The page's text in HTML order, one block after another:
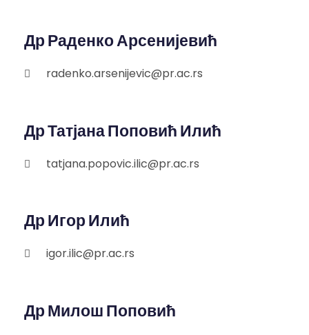
Др Раденко Арсенијевић
radenko.arsenijevic@pr.ac.rs
Др Татјана Поповић Илић
tatjana.popovic.ilic@pr.ac.rs
Др Игор Илић
igor.ilic@pr.ac.rs
Др Милош Поповић